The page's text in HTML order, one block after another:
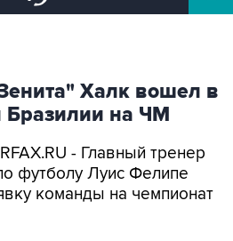
Халк вошел в
Бразилии на ЧМ
- Главный тренер
футболу Луис Фелипе
команды на чемпионат